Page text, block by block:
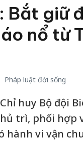
Bắt giữ
nổ từ
Pháp luật đời sống
huy Bộ đội
trì, phối
hành vi vận